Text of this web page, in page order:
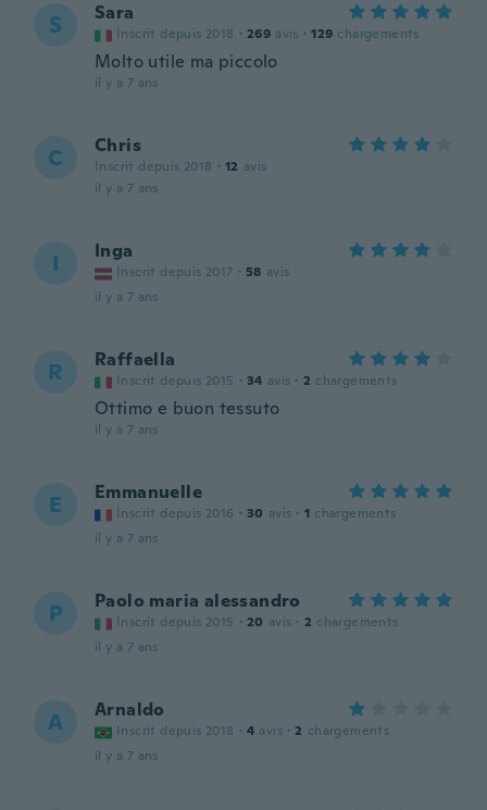
S Sara
Inscrit depuis 2018 · 269 avis · 129 chargements
Molto utile ma piccolo
il y a 7 ans
C Chris
Inscrit depuis 2018 · 12 avis
il y a 7 ans
I Inga
Inscrit depuis 2017 · 58 avis
il y a 7 ans
R Raffaella
Inscrit depuis 2015 · 34 avis · 2 chargements
Ottimo e buon tessuto
il y a 7 ans
E Emmanuelle
Inscrit depuis 2016 · 30 avis · 1 chargements
il y a 7 ans
P Paolo maria alessandro
Inscrit depuis 2015 · 20 avis · 2 chargements
il y a 7 ans
A Arnaldo
Inscrit depuis 2018 · 4 avis · 2 chargements
il y a 7 ans